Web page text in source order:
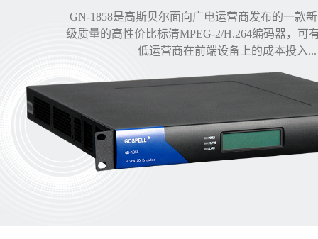
GN-1858是高斯贝尔面向广电运营商发布的一款
级质量的高性价比标清MPEG-2/H.264编码器，可
低运营商在前端设备上的成本投入...